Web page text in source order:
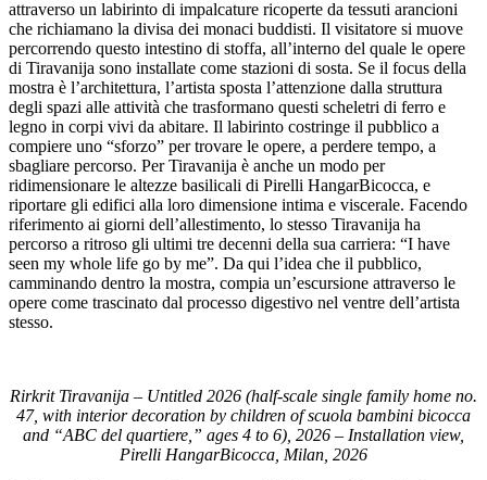
attraverso un labirinto di impalcature ricoperte da tessuti arancioni
che richiamano la divisa dei monaci buddisti. Il visitatore si muove
percorrendo questo intestino di stoffa, all’interno del quale le opere
di Tiravanija sono installate come stazioni di sosta. Se il focus della
mostra è l’architettura, l’artista sposta l’attenzione dalla struttura
degli spazi alle attività che trasformano questi scheletri di ferro e
legno in corpi vivi da abitare. Il labirinto costringe il pubblico a
compiere uno “sforzo” per trovare le opere, a perdere tempo, a
sbagliare percorso. Per Tiravanija è anche un modo per
ridimensionare le altezze basilicali di Pirelli HangarBicocca, e
riportare gli edifici alla loro dimensione intima e viscerale. Facendo
riferimento ai giorni dell’allestimento, lo stesso Tiravanija ha
percorso a ritroso gli ultimi tre decenni della sua carriera: “I have
seen my whole life go by me”. Da qui l’idea che il pubblico,
camminando dentro la mostra, compia un’escursione attraverso le
opere come trascinato dal processo digestivo nel ventre dell’artista
stesso.
Rirkrit Tiravanija – Untitled 2026 (half-scale single family home no.
47, with interior decoration by children of scuola bambini bicocca
and “ABC del quartiere,” ages 4 to 6), 2026 – Installation view,
Pirelli HangarBicocca, Milan, 2026